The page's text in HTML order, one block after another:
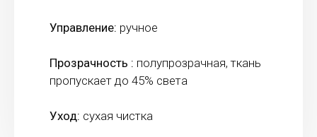
Управление: ручное
Прозрачность : полупрозрачная, ткань
пропускает до 45% света
Уход: сухая чистка